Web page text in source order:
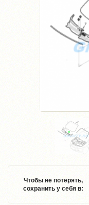
Чтобы не потерять,
сохранить у себя в: